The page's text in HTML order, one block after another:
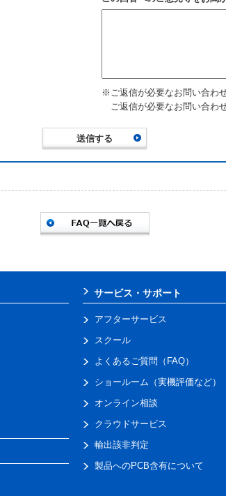
※ご返信が必要なお問い合わ
ご返信が必要なお問い合わせ
サービス・サポート
アフターサービス
スクール
よくあるご質問（FAQ）
ショールーム（実機評価など）
オンライン相談
クラウドサービス
輸出該非判定
製品へのPCB含有について